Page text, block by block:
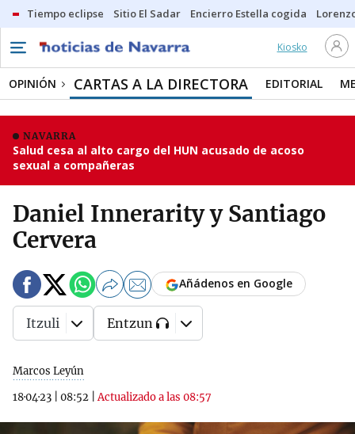
Tiempo eclipse Sitio El Sadar Encierro Estella cogida
Kiosko
OPINIÓN CARTAS A LA DIRECTORA EDITORIAL
NAVARRA
Salud cesa al alto cargo del HUN acusado de acoso
sexual a compañeras
Daniel Innerarity y Santiago
Cervera
Marcos Leyún
18·04·23
08:52 |Actualizado a las 08:57
Añádenos en Google
Itzuli Entzun